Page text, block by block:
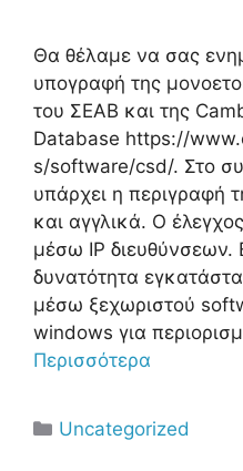
Θα θέλαμε να σας
υπογραφή της
του ΣΕΑΒ και της
Database https://
s/software/csd/. Στο
υπάρχει η περιγραφή
και αγγλικά. Ο
μέσω IP διευθύνσεων.
δυνατότητα
μέσω ξεχωριστού
windows για
Περισσότερα
Uncategorized